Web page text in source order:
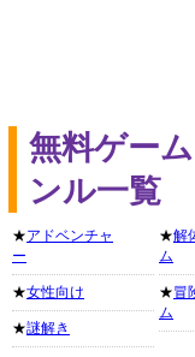
無料ゲー
ンル一覧
★アドベンチャ
ー
★女性向け
★謎解き
★解
ム
★冒
ム